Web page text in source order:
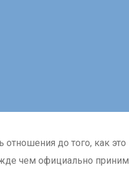
до того, как
чем официально